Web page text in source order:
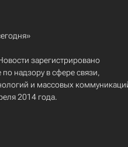
зарегистрировано
надзору в сфере связи,
и массовых
2014 года.